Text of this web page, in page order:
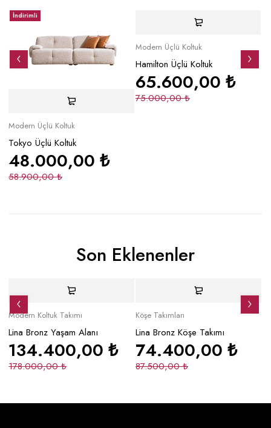
İndirimli
Modern Üçlü Koltuk
Tokyo Üçlü Koltuk
58.900,00₺
48.000,00₺
Modern Üçlü Koltuk
Hamilton Üçlü Koltuk
75.000,00₺
65.600,00 ₺
Son Eklenenler
Modern Koltuk Takımı
Lina Bronz Yaşam Alanı
178.000,00₺
134.400,00₺
Köşe Takımları
Lina Bronz Köşe Takımı
87.500,00₺
74.400,00₺